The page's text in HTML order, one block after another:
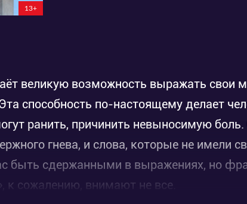
13+
великую возможность выражать свои
способность по-настоящему делает
ранить, причинить невыносимую
гнева, и слова, которые не имели
быть сдержанными в выражениях, но
к сожалению, внимают не все.